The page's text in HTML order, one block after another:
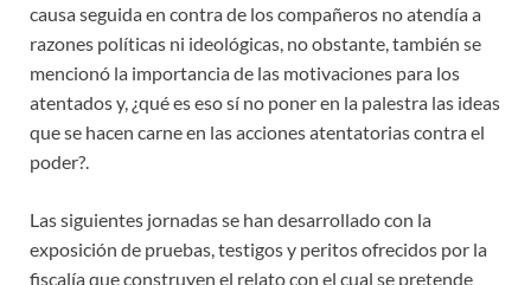
causa seguida en contra de los compañeros no atendía a
razones políticas ni ideológicas, no obstante, también se
mencionó la importancia de las motivaciones para los
atentados y, ¿qué es eso sí no poner en la palestra las ideas
que se hacen carne en las acciones atentatorias contra el
poder?.
Las siguientes jornadas se han desarrollado con la
exposición de pruebas, testigos y peritos ofrecidos por la
fiscalía que construyen el relato con el cual se pretende